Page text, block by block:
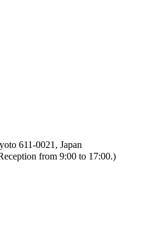
611-0021, Japan
from 9:00 to 17:00.)